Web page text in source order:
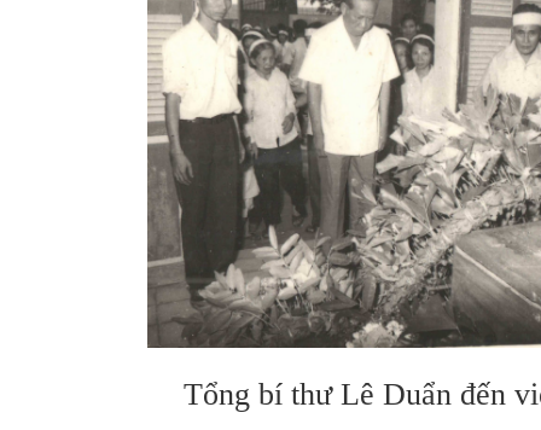
Tổng bí thư Lê Duẩn đến